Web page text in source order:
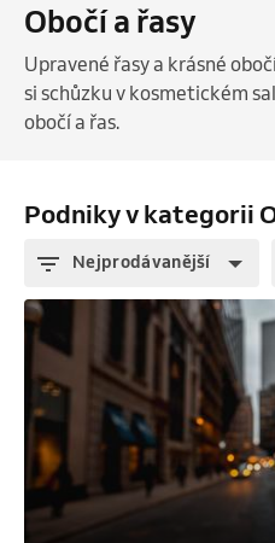
Obočí a řasy
Upravené řasy a krásné
si schůzku v kosmetickém
obočí a řas.
Podniky v kategorii
Nejprodávanější